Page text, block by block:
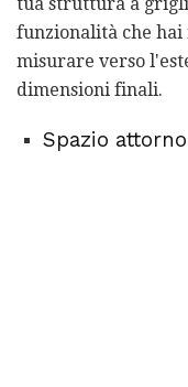
funzionalità che
misurare verso
dimensioni finali.
Spazio